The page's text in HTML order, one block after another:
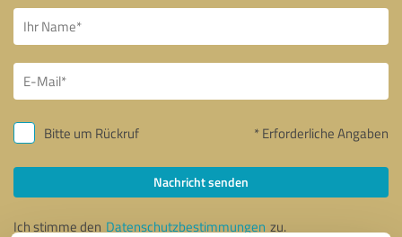
Bitte um Rückruf * Erforderliche Angaben
Nachricht senden
Ich stimme den Datenschutzbestimmungen zu.